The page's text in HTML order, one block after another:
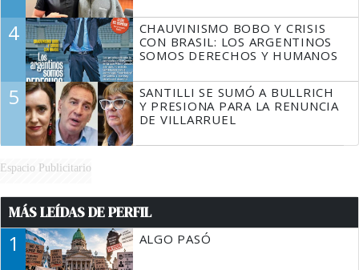
4
CHAUVINISMO BOBO Y CRISIS
CON BRASIL: LOS ARGENTINOS
SOMOS DERECHOS Y HUMANOS
5
SANTILLI SE SUMÓ A BULLRICH
Y PRESIONA PARA LA RENUNCIA
DE VILLARRUEL
Espacio Publicitario
MÁS LEÍDAS DE PERFIL
1 ALGO PASÓ